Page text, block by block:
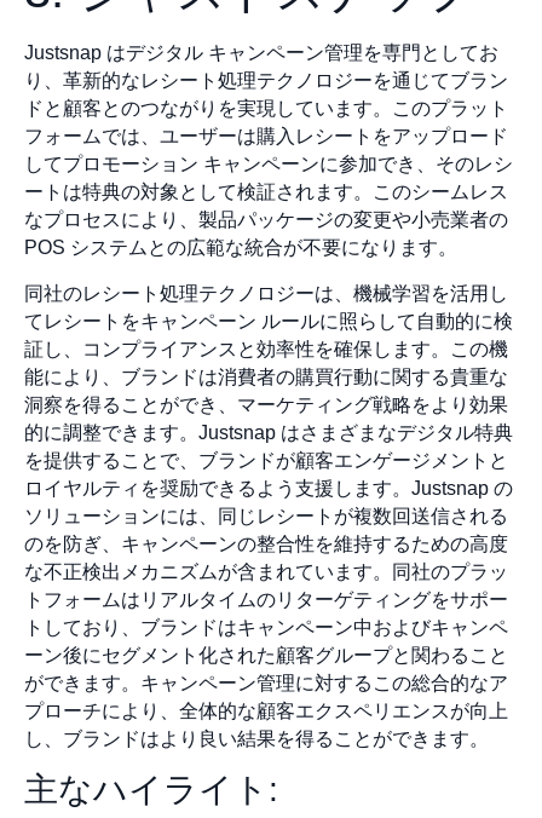
Justsnap はデジタル キャンペーン管理を専門としてお
り、革新的なレシート処理テクノロジーを通じてブラン
ドと顧客とのつながりを実現しています。このプラット
フォームでは、ユーザーは購入レシートをアップロード
してプロモーション キャンペーンに参加でき、そのレシ
ートは特典の対象として検証されます。このシームレス
なプロセスにより、製品パッケージの変更や小売業者の
POS システムとの広範な統合が不要になります。
同社のレシート処理テクノロジーは、機械学習を活用し
てレシートをキャンペーン ルールに照らして自動的に検
証し、コンプライアンスと効率性を確保します。この機
能により、ブランドは消費者の購買行動に関する貴重な
洞察を得ることができ、マーケティング戦略をより効果
的に調整できます。Justsnap はさまざまなデジタル特典
を提供することで、ブランドが顧客エンゲージメントと
ロイヤルティを奨励できるよう支援します。Justsnap の
ソリューションには、同じレシートが複数回送信される
のを防ぎ、キャンペーンの整合性を維持するための高度
な不正検出メカニズムが含まれています。同社のプラッ
トフォームはリアルタイムのリターゲティングをサポー
トしており、ブランドはキャンペーン中およびキャンペ
ーン後にセグメント化された顧客グループと関わること
ができます。キャンペーン管理に対するこの総合的なア
プローチにより、全体的な顧客エクスペリエンスが向上
し、ブランドはより良い結果を得ることができます。
主なハイライト: